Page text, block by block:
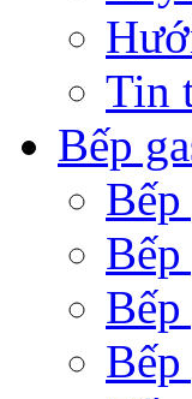
Tin
Bếp
Bếp
Bếp